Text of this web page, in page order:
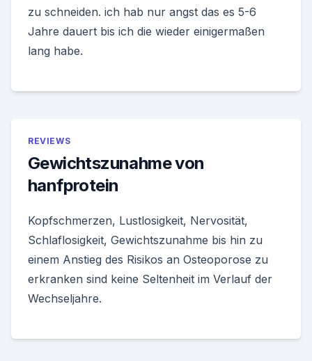
zu schneiden. ich hab nur angst das es 5-6
Jahre dauert bis ich die wieder einigermaßen
lang habe.
REVIEWS
Gewichtszunahme von
hanfprotein
Kopfschmerzen, Lustlosigkeit, Nervosität,
Schlaflosigkeit, Gewichtszunahme bis hin zu
einem Anstieg des Risikos an Osteoporose zu
erkranken sind keine Seltenheit im Verlauf der
Wechseljahre.